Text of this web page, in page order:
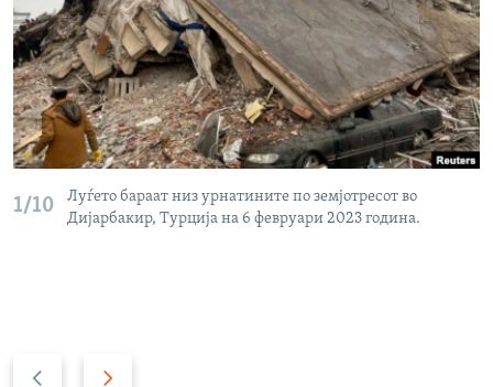
1/10
Луѓето бараат низ урнатините по земјотресот во
Дијарбакир, Турција на 6 февруари 2023 година.